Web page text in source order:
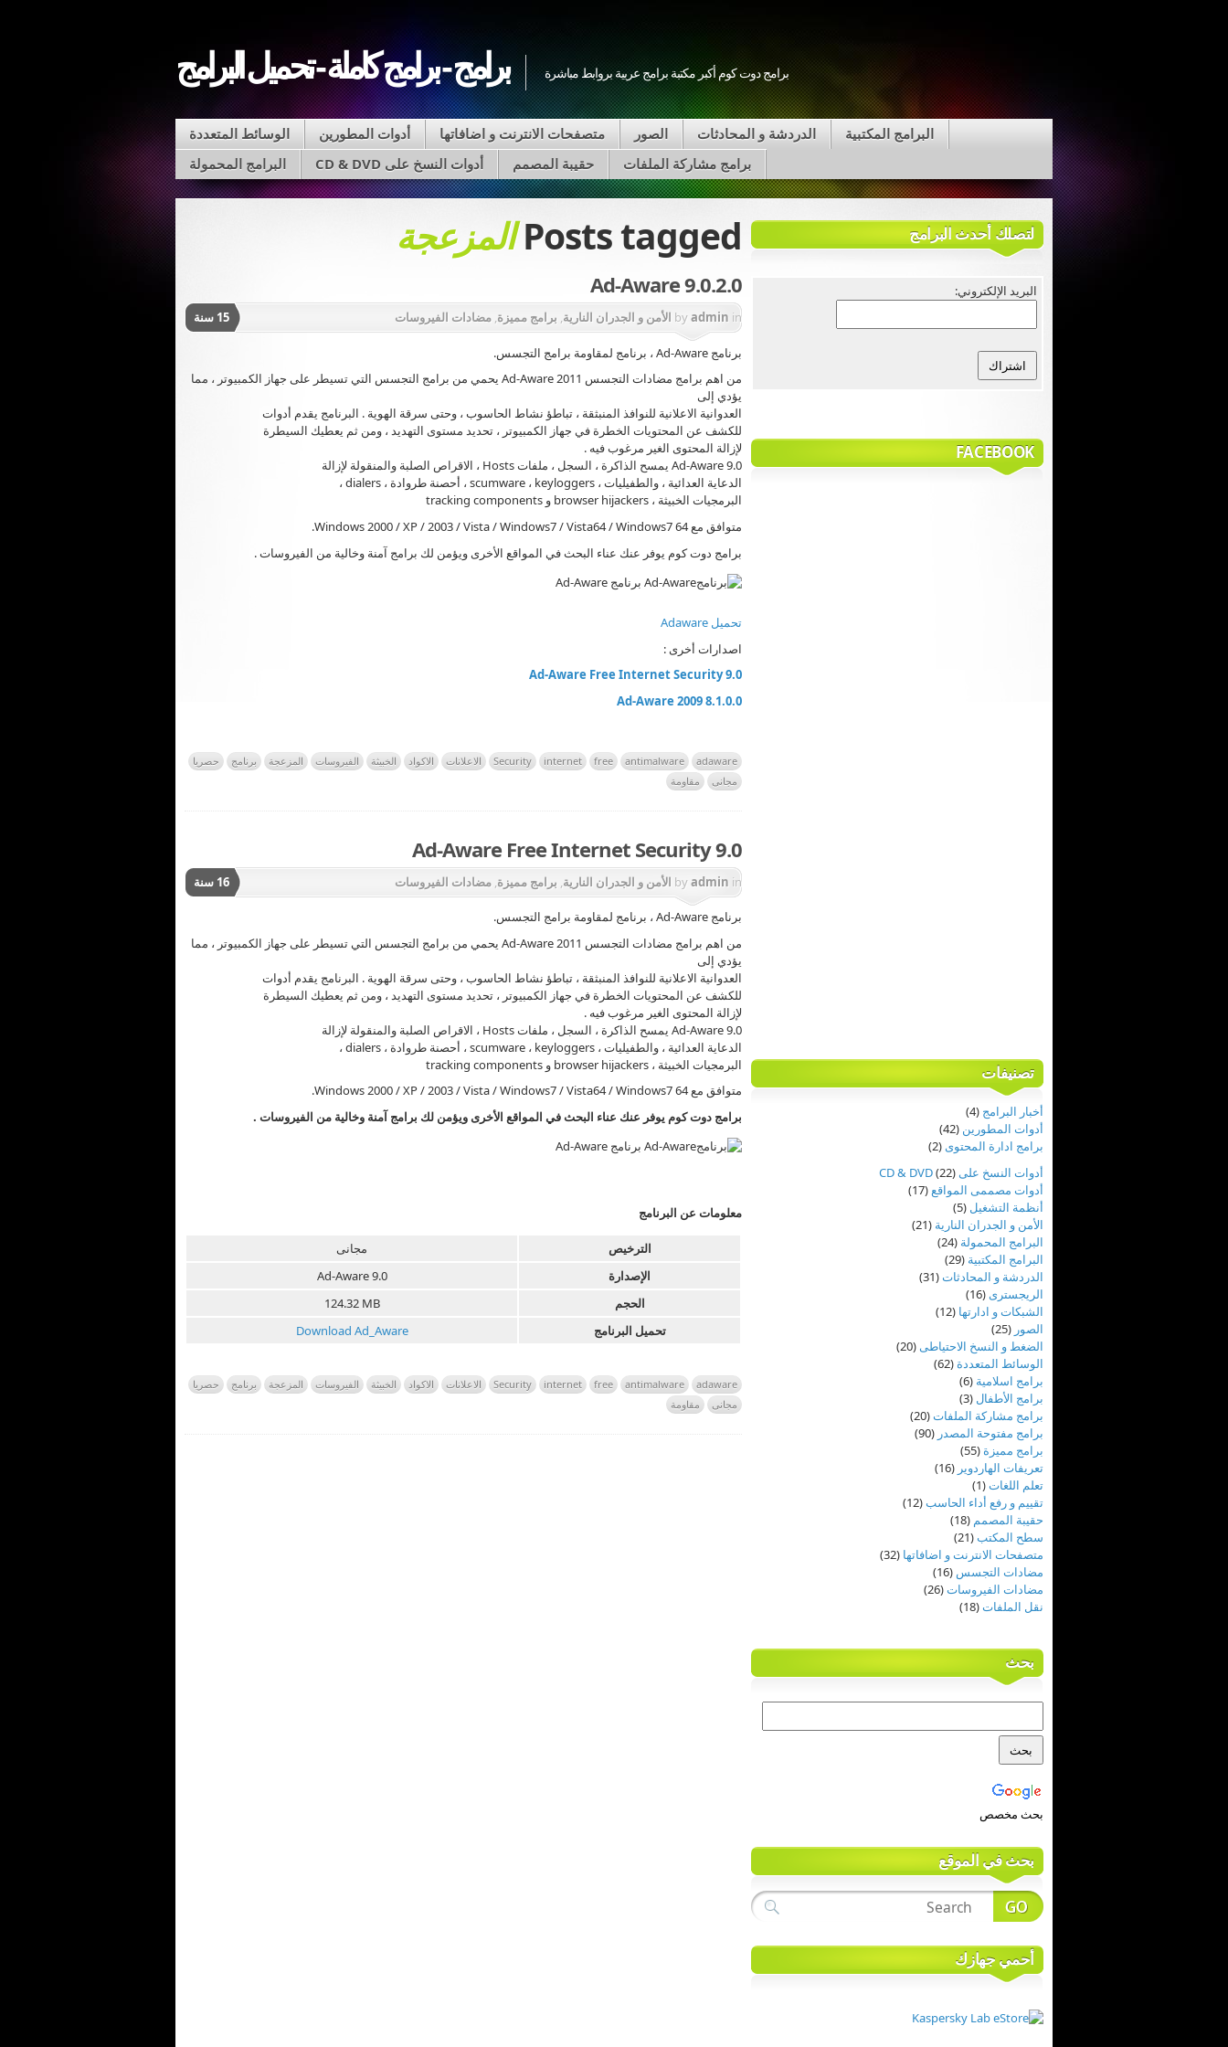
برامج - برامج كاملة - تحميل البرامج برامج دوت كوم أكبر مكتبة برامج عربية بروابط مباشرة
الوسائط المتعددة أدوات المطورين متصفحات الانترنت و اضافاتها الصور الدردشة و المحادثات
البرامج المكتبية
البرامج المحمولة
أدوات النسخ على CD & DVD حقيبة المصمم برامج مشاركة الملفات
Posts tagged المزعجة
Ad-Aware 9.0.2.0
15 سنة byadmin in الأمن و الجدران النارية, برامج مميزة, مضادات الفيروسات
برنامج Ad-Aware ، برنامج لمقاومة برامج التجسس.
من اهم برامج مضادات التجسس Ad-Aware 2011 يحمي من برامج التجسس التي تسيطر على جهاز الكمبيوتر ، مما
يؤدي إلى
العدوانية الاعلانية للنوافذ المنبثقة ، تباطؤ نشاط الحاسوب ، وحتى سرقة الهوية . البرنامج يقدم أدوات
للكشف عن المحتويات الخطرة في جهاز الكمبيوتر ، تحديد مستوى التهديد ، ومن ثم يعطيك السيطرة
لإزالة المحتوى الغير مرغوب فيه .
Ad-Aware 9.0 يمسح الذاكرة ، السجل ، ملفات Hosts ، الاقراص الصلبة والمنقولة لإزالة
الدعاية العدائية ، والطفيليات ، scumware ، keyloggers ، أحصنة طروادة ، dialers ،
البرمجيات الخبيثة ، browser hijackers و tracking components
متوافق مع Windows 2000 / XP / 2003 / Vista / Windows7 / Vista64 / Windows7 64.
برامج دوت كوم يوفر عنك عناء البحث في المواقع الأخرى ويؤمن لك برامج آمنة وخالية من الفيروسات .
برنامج Ad-Aware
تحميل Adaware
اصدارات أخرى :
Ad-Aware Free Internet Security 9.0
Ad-Aware 2009 8.1.0.0
adaware
antimalware
free
internet
Security الاعلانات الاكواد الخبيثة الفيروسات المزعجة برنامج
حصريا
مجانى
مقاومة
Ad-Aware Free Internet Security 9.0
16 سنة byadmin in الأمن و الجدران النارية برامج مميزة مضادات الفيروسات
برنامج Ad-Aware ، برنامج لمقاومة برامج التجسس.
من اهم برامج مضادات التجسس Ad-Aware 2011 يحمي من برامج التجسس التي تسيطر على جهاز الكمبيوتر ، مما
يؤدي إلى
العدوانية الاعلانية للنوافذ المنبثقة ، تباطؤ نشاط الحاسوب ، وحتى سرقة الهوية . البرنامج يقدم أدوات
للكشف عن المحتويات الخطرة في جهاز الكمبيوتر ، تحديد مستوى التهديد ، ومن ثم يعطيك السيطرة
لإزالة المحتوى الغير مرغوب فيه .
Ad-Aware 9.0 يمسح الذاكرة ، السجل ، ملفات Hosts ، الاقراص الصلبة والمنقولة لإزالة
الدعاية العدائية ، والطفيليات ، scumware ، keyloggers ، أحصنة طروادة ، dialers ،
البرمجيات الخبيثة ، browser hijackers و tracking components
متوافق مع Windows 2000 / XP / 2003 / Vista / Windows7 / Vista64 / Windows7 64.
برامج دوت كوم يوفر عنك عناء البحث في المواقع الأخرى ويؤمن لك برامج آمنة وخالية من الفيروسات .
برنامج Ad-Aware
معلومات عن البرنامج
الترخيص
مجانى
الإصدارة
Ad-Aware 9.0
الحجم
124.32 MB
تحميل البرنامج
Download Ad_Aware
adaware
antimalware
free
internet
Security الاعلانات الاكواد الخبيثة الفيروسات المزعجة برنامج
حصريا
مجانى
مقاومة
لتصلك أحدث البرامج
البريد الإلكتروني:
FACEBOOK
تصنيفات
أخبار البرامج (4)
أدوات المطورين (42)
برامج ادارة المحتوى(2)
أدوات النسخ على CD & DVD(22)
أدوات مصممى المواقع(17)
أنظمة التشغيل (5)
الأمن و الجدران النارية (21)
البرامج المحمولة (24)
البرامج المكتبية (29)
الدردشة و المحادثات(31)
الريجسترى(16)
الشبكات و ادارتها (12)
الصور (25)
الضغط و النسخ الاحتياطى(20)
الوسائط المتعددة (62)
برامج اسلامية (6)
برامج الأطفال (3)
برامج مشاركة الملفات(20)
برامج مفتوحة المصدر (90)
برامج مميزة (55)
تعريفات الهاردوير (16)
تعلم اللغات(1)
تقييم و رفع أداء الحاسب(12)
حقيبة المصمم (18)
سطح المكتب(21)
متصفحات الانترنت و اضافاتها (32)
مضادات التجسس (16)
مضادات الفيروسات(26)
نقل الملفات(18)
بحث
بحث مخصص
بحث في الموقع
أحمي جهازك